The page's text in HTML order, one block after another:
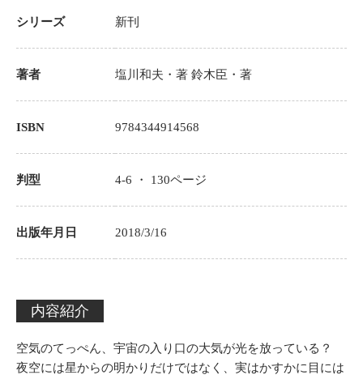
シリーズ 新刊
著者 塩川和夫 ・著鈴木臣・著
ISBN 9784344914568
判型 4-6 ・ 130ページ
出版年月日 2018/3/16
内容紹介
空気のてっぺん、宇宙の入り口の大気が光を放っている？
夜空には星からの明かりだけではなく、実はかすかに目には